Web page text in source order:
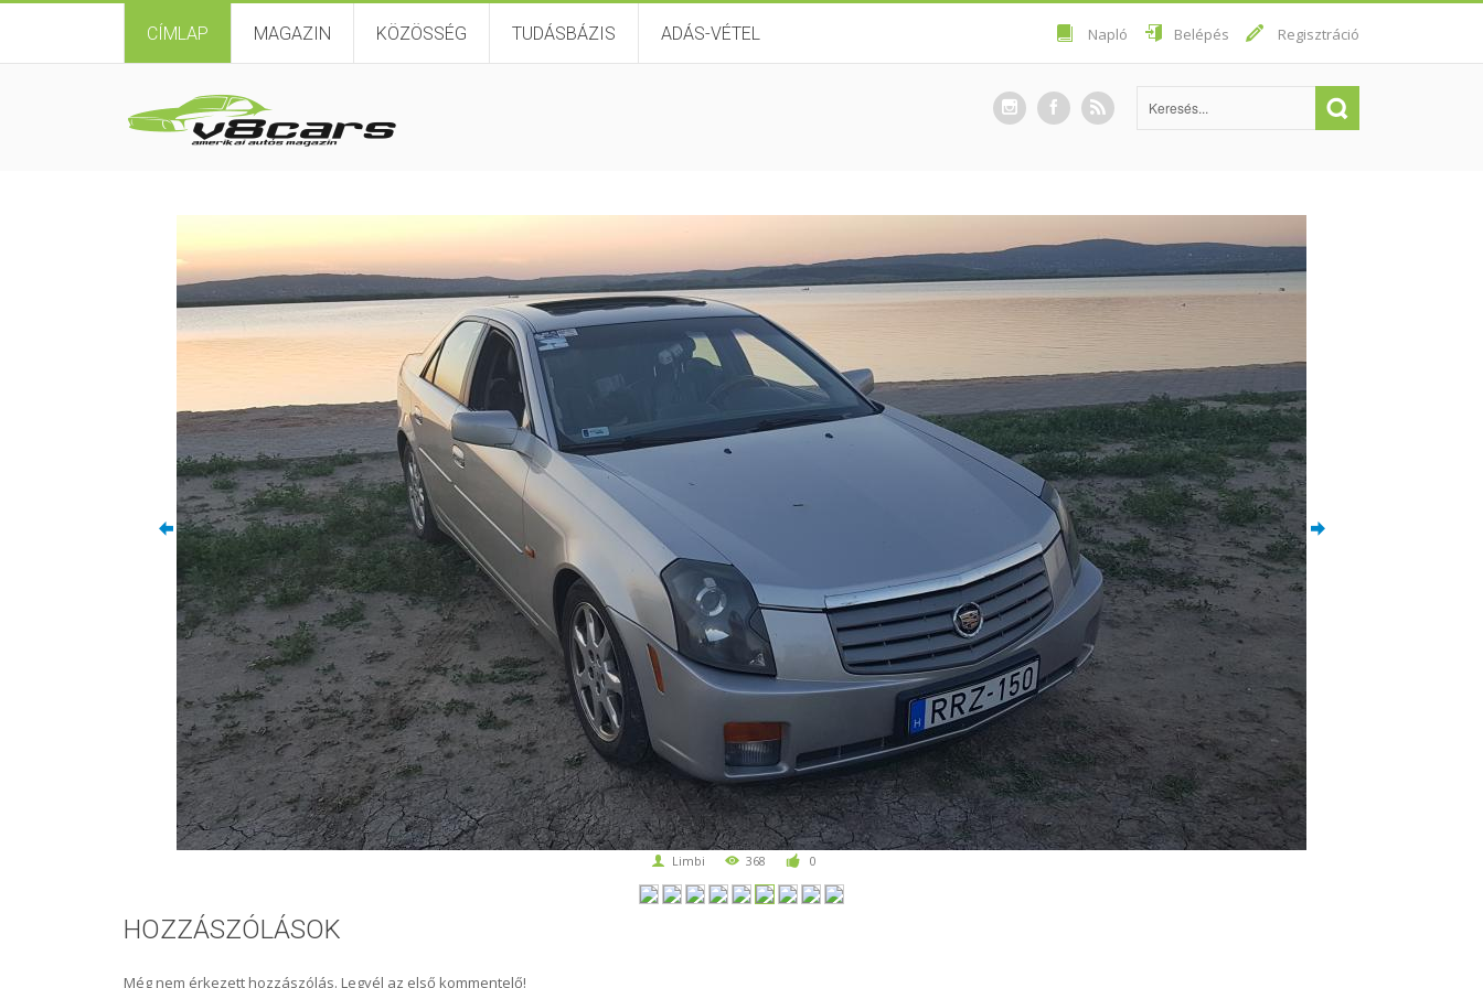
CÍMLAP MAGAZIN KÖZÖSSÉG TUDÁSBÁZIS ADÁS-VÉTEL Napló Belépés Regisztráció
Limbi 368 0
HOZZÁSZÓLÁSOK
Még nem érkezett hozzászólás. Legyél az első kommentelő!